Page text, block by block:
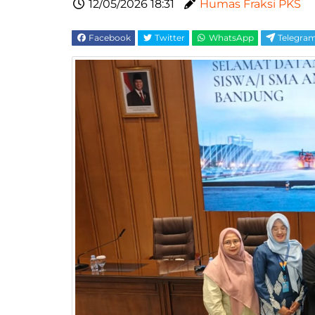
12/05/2026 18:31 Humas Fraksi PKS
Facebook Twitter WhatsApp